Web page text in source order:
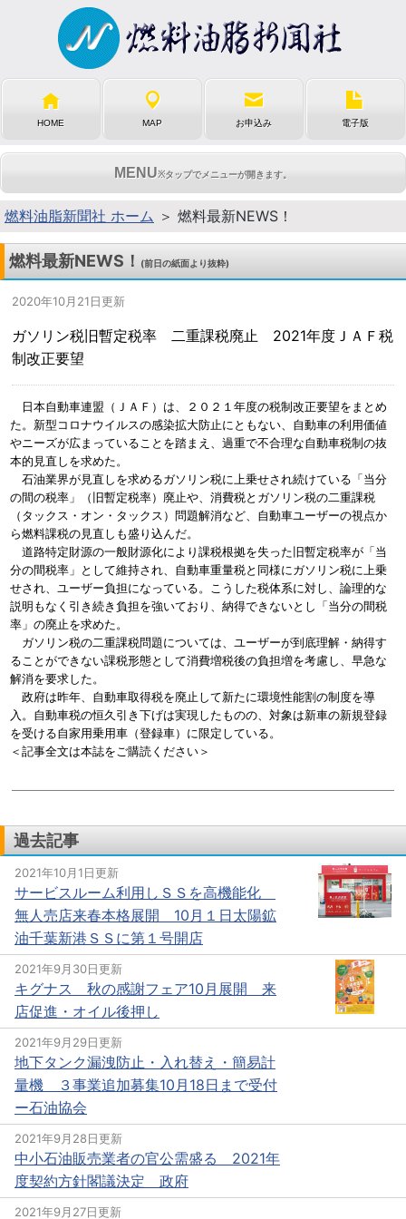
HOME MAP お申込み 電子版
MENU※タップでメニューが開きます。
燃料油脂新聞社 ホーム ＞ 燃料最新NEWS！
燃料最新NEWS！ (前日の紙面より抜粋)
2020年10月21日更新
ガソリン税旧暫定税率 二重課税廃止 2021年度ＪＡＦ税
制改正要望
日本自動車連盟（ＪＡＦ）は、２０２１年度の税制改正要望をまとめ
た。新型コロナウイルスの感染拡大防止にともない、自動車の利用価値
やニーズが広まっていることを踏まえ、過重で不合理な自動車税制の抜
本的見直しを求めた。
石油業界が見直しを求めるガソリン税に上乗せされ続けている「当分
の間の税率」（旧暫定税率）廃止や、消費税とガソリン税の二重課税
（タックス・オン・タックス）問題解消など、自動車ユーザーの視点か
ら燃料課税の見直しも盛り込んだ。
道路特定財源の一般財源化により課税根拠を失った旧暫定税率が「当
分の間税率」として維持され、自動車重量税と同様にガソリン税に上乗
せされ、ユーザー負担になっている。こうした税体系に対し、論理的な
説明もなく引き続き負担を強いており、納得できないとし「当分の間税
率」の廃止を求めた。
ガソリン税の二重課税問題については、ユーザーが到底理解・納得す
ることができない課税形態として消費増税後の負担増を考慮し、早急な
解消を要求した。
政府は昨年、自動車取得税を廃止して新たに環境性能割の制度を導
入。自動車税の恒久引き下げは実現したものの、対象は新車の新規登録
を受ける自家用乗用車（登録車）に限定している。
＜記事全文は本誌をご購読ください＞
過去記事
2021年10月1日更新
サービスルーム利用しＳＳを高機能化
無人売店来春本格展開 10月１日太陽鉱
油千葉新港ＳＳに第１号開店
2021年9月30日更新
キグナス 秋の感謝フェア10月展開 来
店促進・オイル後押し
2021年9月29日更新
地下タンク漏洩防止・入れ替え・簡易計
量機 ３事業追加募集10月18日まで受付
ー石油協会
2021年9月28日更新
中小石油販売業者の官公需盛る 2021年
度契約方針閣議決定 政府
2021年9月27日更新